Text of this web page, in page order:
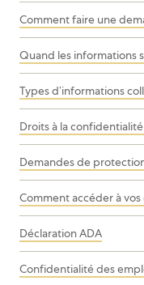
Comment faire une
Quand les informations
Types d’informations
Droits à la
Demandes de
Comment accéder à
Déclaration ADA
Confidentialité des